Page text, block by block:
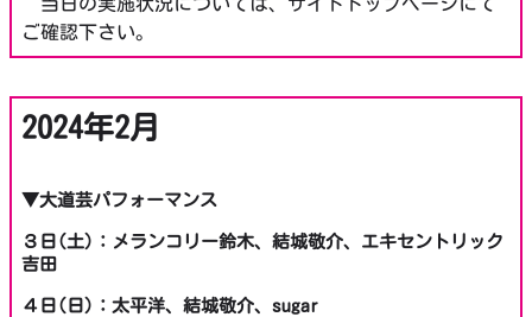
ご確認下さい。
2024年2月
▼大道芸パフォーマンス
３日(土)：メランコリー鈴木、結城敬介、エキセントリック
吉田
４日(日)：太平洋、結城敬介、sugar